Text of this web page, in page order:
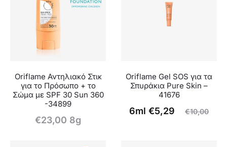
Oriflame Αντηλιακό Στικ
για το Πρόσωπο + το
Σώμα με SPF 30 Sun 360
-34899
€23,00 8g
Oriflame Gel SOS για τα
Σπυράκια Pure Skin –
41676
€10,00
Original
€5,29
Η
6ml